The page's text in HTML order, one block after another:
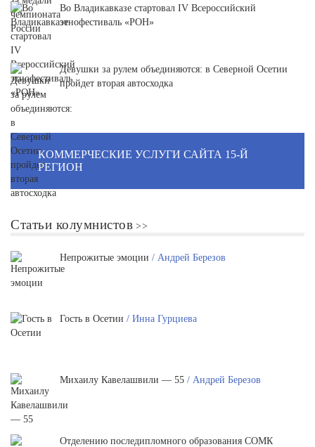
Во Владикавказе стартовал IV Всероссийский
этнофестиваль «РОН»
Девушки за рулем объединяются: в Северной Осетии
пройдет вторая автосходка
КОММЕРЧЕСКИЕ УСЛУГИ САЙТА 15-Й
РЕГИОН
Статьи колумнистов
Непрожитые эмоции / Андрей Березов
Гость в Осетии / Инна Гурциева
Михаилу Кавелашвили — 55 / Андрей Березов
Отделению последипломного образования СОМК